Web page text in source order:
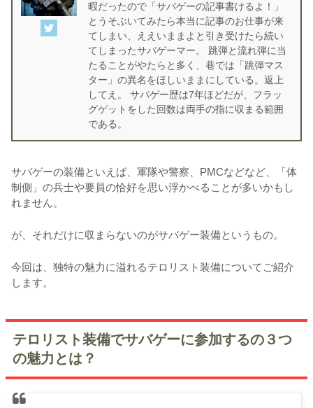
暇だったので「サバゲーの記事書けるよ！」
とうそぶいてみたら本当に記事のお仕事が来
てしまい、ええいままよと引き受けたら続い
てしまったサバゲーマー。 跳弾と流れ弾に当
たることがやたらと多く、巷では「跳弾マス
ター」の異名をほしいままにしている。返上
してえ。 サバゲー歴は7年ほどだが、フラッ
グゲットをした回数は両手の指に収まる範囲
である。
サバゲーの装備といえば、軍隊や警察、PMCなどなど、「体
制側」の兵士や要員の恰好を思い浮かべることが多いかもし
れません。
が、それだけに収まらないのがサバゲー装備というもの。
今回は、独特の魅力に溢れるテロリスト装備についてご紹介
します。
テロリスト装備でサバゲーに参加するの３つ
の魅力とは？